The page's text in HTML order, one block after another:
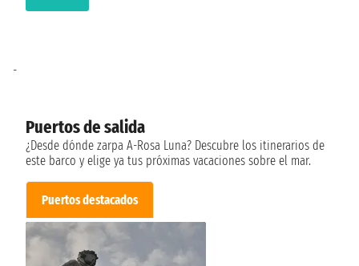
Puertos de salida
¿Desde dónde zarpa A-Rosa Luna? Descubre los itinerarios de
este barco y elige ya tus próximas vacaciones sobre el mar.
Puertos destacados
-